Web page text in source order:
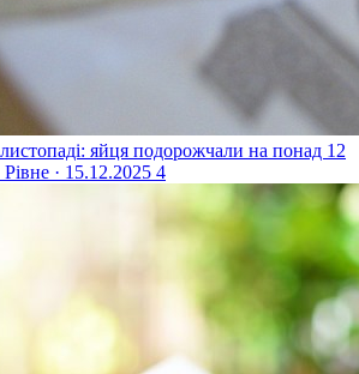
листопаді: яйця подорожчали на понад 12
Рівне · 15.12.2025 4